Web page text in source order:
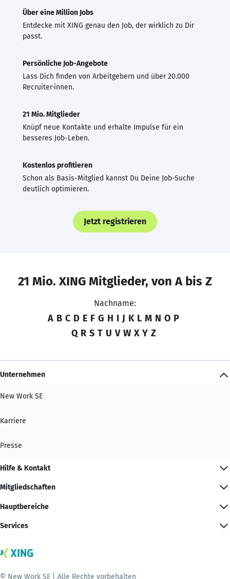
Über eine Million Jobs
Entdecke mit XING genau den Job, der wirklich zu Dir
passt.
Persönliche Job-Angebote
Lass Dich finden von Arbeitgebern und über 20.000
Recruiter·innen.
21 Mio. Mitglieder
Knüpf neue Kontakte und erhalte Impulse für ein
besseres Job-Leben.
Kostenlos profitieren
Schon als Basis-Mitglied kannst Du Deine Job-Suche
deutlich optimieren.
Jetzt registrieren
21 Mio. XING Mitglieder, von A bis Z
Nachname:
A B C D E F G H I J K L M N O P
Q R S T U V W X Y Z
Unternehmen
New Work SE
Karriere
Presse
Hilfe & Kontakt
Mitgliedschaften
Hauptbereiche
Services
© New Work SE | Alle Rechte vorbehalten